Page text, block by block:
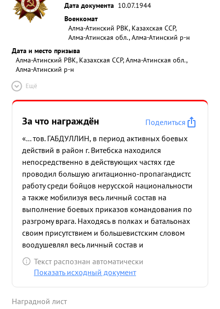
Дата документа 10.07.1944
Военкомат
Алма-Атинский РВК, Казахская ССР,
Алма-Атинская обл., Алма-Атинский р-н
Дата и место призыва
Алма-Атинский РВК, Казахская ССР, Алма-Атинская обл.,
Алма-Атинский р-н
Ещё
За что награждён
Поделиться
«... тов. ГАБДУЛЛИН, в период активных боевых
действий в район г. Витебска находился
непосредственно в действующих частях где
проводил большую агитационно-пропагандистс
работу среди бойцов нерусской национальности
а также мобилизуя весь личный состав на
выполнение боевых приказов командования по
разгрому врага. Находясь в полках и батальонах
своим присутствием и большевистским словом
воодушевлял весь личный состав и
наступательному порыву. Оказывал практическую
помощь в руководстве партийно-политической
награды - ордена Отечественная война" первой
Текст распознан автоматически
Показать исходный документ
Наградной лист